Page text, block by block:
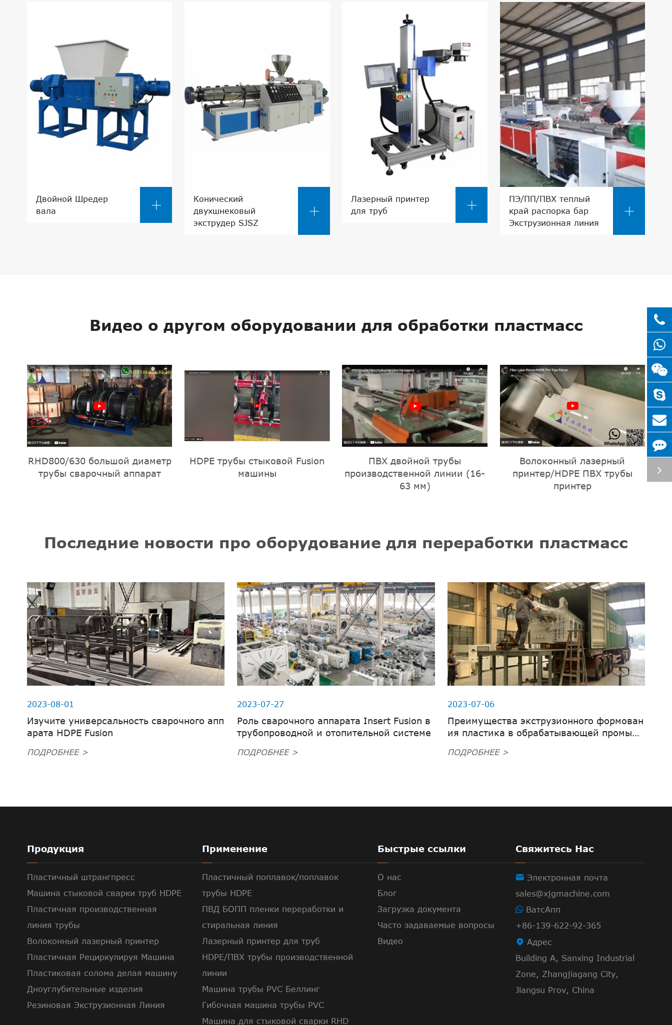
Двойной Шредер
вала

Конический
двухшнековый
экструдер SJSZ

Лазерный принтер
для труб

ПЭ/ПП/ПВХ теплый
край распорка бар
Экструзионная линия

Видео о другом оборудовании для обработки пластмасс
RHD800/630 большой диаметр
трубы сварочный аппарат
HDPE трубы стыковой Fusion
машины
ПВХ двойной трубы
производственной линии (16-
63 мм)
Волоконный лазерный
принтер/HDPE ПВХ трубы
принтер
Последние новости про оборудование для переработки пластмасс
2023-08-01
Изучите универсальность сварочного апп
арата HDPE Fusion
ПОДРОБНЕЕ >
2023-07-27
Роль сварочного аппарата Insert Fusion в
трубопроводной и отопительной системе
ПОДРОБНЕЕ >
2023-07-06
Преимущества экструзионного формован
ия пластика в обрабатывающей промыш
ПОДРОБНЕЕ >
Продукция
Пластичный штрангпресс
Машина стыковой сварки труб HDPE
Пластичная производственная
линия трубы
Волоконный лазерный принтер
Пластичная Рециркулируя Машина
Пластиковая солома делая машину
Дноуглубительные изделия
Резиновая Экструзионная Линия
Применение
Пластичный поплавок/поплавок
трубы HDPE
ПВД БОПП пленки переработки и
стиральная линия
Лазерный принтер для труб
HDPE/ПВХ трубы производственной
линии
Машина трубы PVC Беллинг
Гибочная машина трубы PVC
Машина для стыковой сварки RHD
Быстрые ссылки
О нас
Блог
Загрузка документа
Часто задаваемые вопросы
Видео
Свяжитесь Нас
 Электронная почта
sales@xjgmachine.com
ВатсАпп
+86-139-622-92-365
 Адрес
Building A, Sanxing Industrial
Zone, Zhangjiagang City,
Jiangsu Prov, China